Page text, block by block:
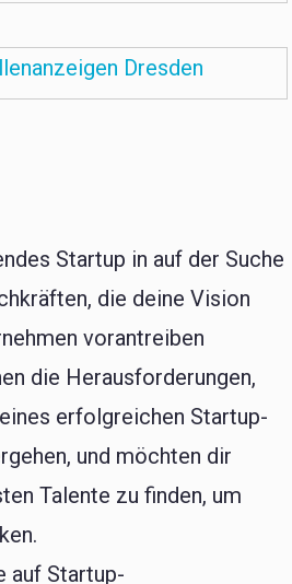
Dresden
Startup in auf der Suche
die deine Vision
vorantreiben
die Herausforderungen,
erfolgreichen Startup-
und möchten dir
Talente zu finden, um
auf Startup-